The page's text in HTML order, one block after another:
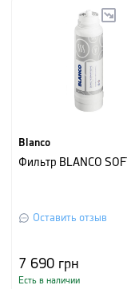
Blanco
Фильтр BLANCO
Оставить отзыв
7 690 грн
Есть в наличии